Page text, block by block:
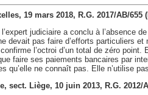
19 mars 2018, R.G. 2017/AB/655
l’expert judiciaire a conclu à l’absence
devait pas faire d’efforts particuliers
l’octroi d’un total de zéro point.
faire ses paiements bancaires par
qu’elle ne connaît pas. Elle n’utilise
sect. Liège, 10 juin 2013, R.G. 2012/